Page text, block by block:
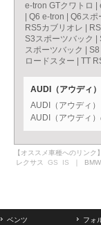
e-tron GTクワトロ
Q6 e-tron Q6スポ
RS5カブリオレ
S3スポーツバック
スポーツバック
S8
ロードスター
TT
AUDI（アウディ
AUDI（アウディ
AUDI（アウディ
【オススメ車種へのリンク】
レクサス GS IS ｜ BMW
ベンツ フォ